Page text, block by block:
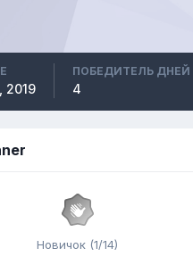
2019
ПОБЕДИТЕЛЬ ДНЕЙ
4
Новичок (1/14)